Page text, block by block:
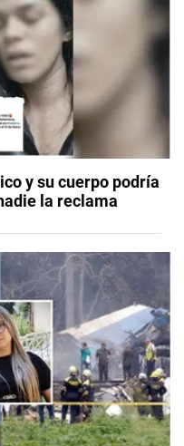
y su cuerpo podría
la reclama